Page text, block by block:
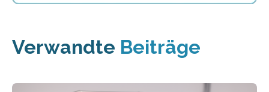
Verwandte Beiträge